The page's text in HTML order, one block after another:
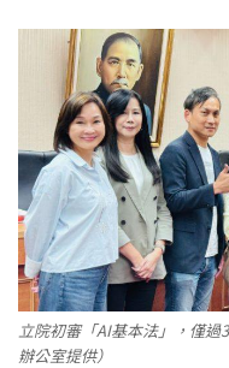
立院初審「AI基本法」，僅
辦公室提供）